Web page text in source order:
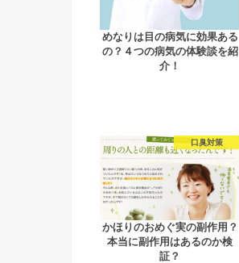
めなりは目の病気に効果ある
の？４つの病気の体験談を紹
介！
口臭対策
かほりのおめぐ実の副作用？
本当に副作用はあるのか検
証？